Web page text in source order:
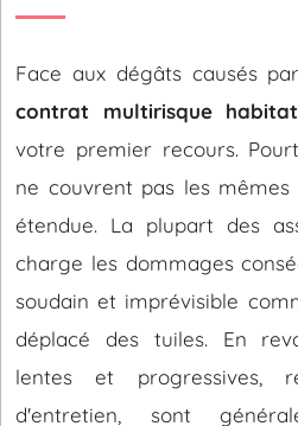
Face aux dégâts causés
contrat multirisque
votre premier recours.
ne couvrent pas les
étendue. La plupart des
charge les dommages
soudain et imprévisible
déplacé des tuiles. En
lentes et progressives,
d'entretien, sont